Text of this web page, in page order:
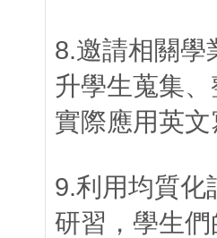
8.邀請相關學
升學生蒐集
實際應用英
9.利用均質化
研習，學生